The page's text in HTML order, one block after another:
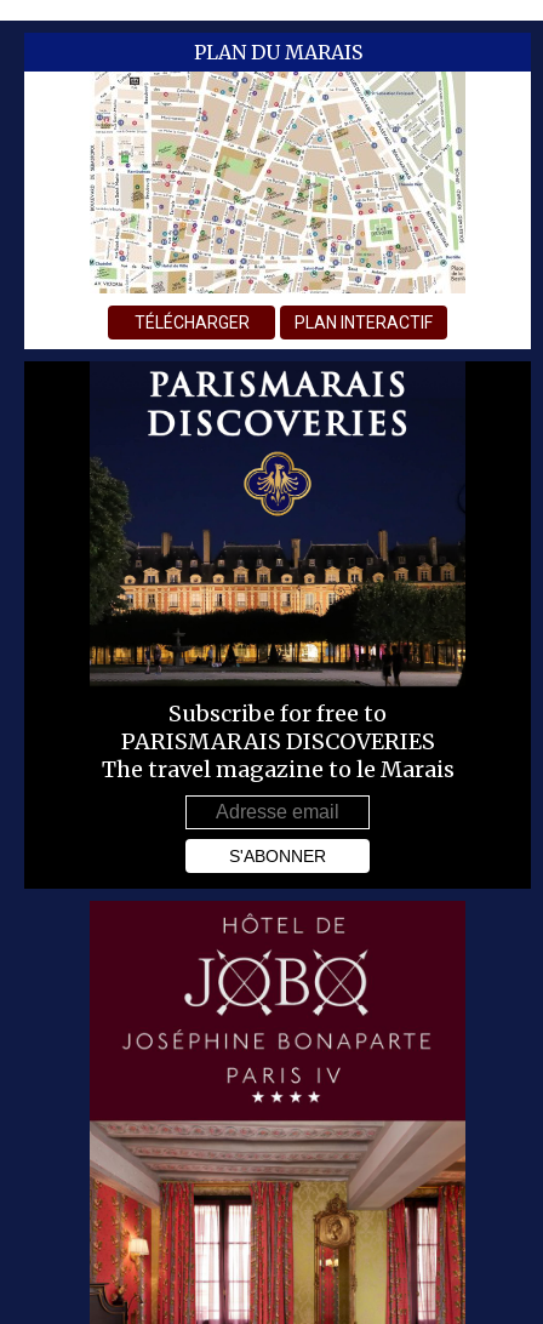
PLAN DU MARAIS
TÉLÉCHARGER PLAN INTERACTIF
Subscribe for free to
PARISMARAIS DISCOVERIES
The travel magazine to le Marais